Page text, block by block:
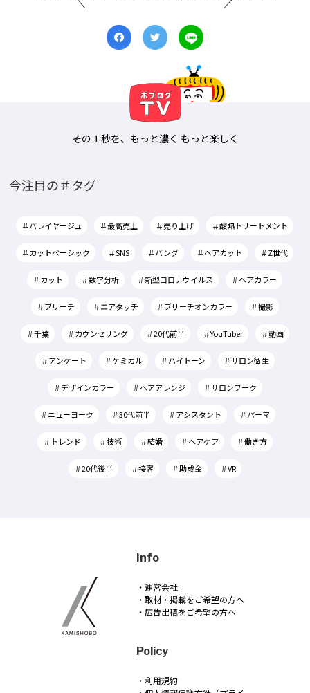
その１秒を、もっと濃く もっと楽しく
今注目の＃タグ
＃バレイヤージュ ＃最高売上 ＃売り上げ ＃酸熱トリートメント
＃カットベーシック ＃SNS ＃バング ＃ヘアカット ＃Z世代
＃カット ＃数字分析 ＃新型コロナウイルス ＃ヘアカラー
＃ブリーチ ＃エアタッチ ＃ブリーチオンカラー ＃撮影
＃千葉 ＃カウンセリング ＃20代前半 ＃YouTuber ＃動画
＃アンケート ＃ケミカル ＃ハイトーン ＃サロン衛生
＃デザインカラー ＃ヘアアレンジ ＃サロンワーク
＃ニューヨーク ＃30代前半 ＃アシスタント ＃パーマ
＃トレンド ＃技術 ＃結婚 ＃ヘアケア ＃働き方
＃20代後半 ＃接客 ＃助成金 ＃VR
Info
・運営会社
・取材・掲載をご希望の方へ
・広告出稿をご希望の方へ
Policy
・利用規約